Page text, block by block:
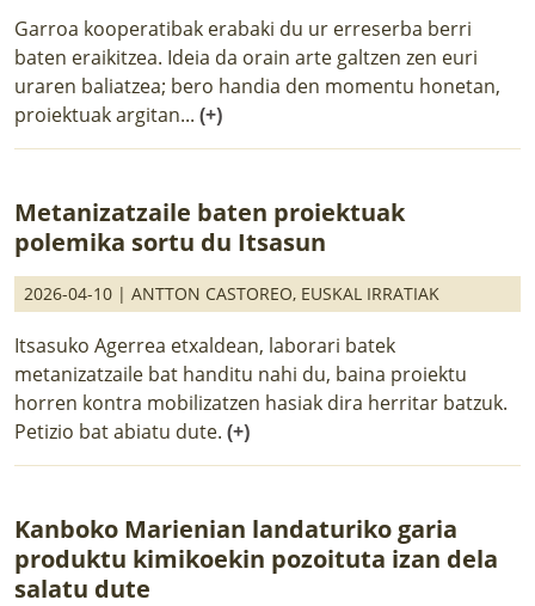
Garroa kooperatibak erabaki du ur erreserba berri
baten eraikitzea. Ideia da orain arte galtzen zen euri
uraren baliatzea; bero handia den momentu honetan,
proiektuak argitan... (+)
Metanizatzaile baten proiektuak
polemika sortu du Itsasun
2026-04-10 | ANTTON CASTOREO, EUSKAL IRRATIAK
Itsasuko Agerrea etxaldean, laborari batek
metanizatzaile bat handitu nahi du, baina proiektu
horren kontra mobilizatzen hasiak dira herritar batzuk.
Petizio bat abiatu dute. (+)
Kanboko Marienian landaturiko garia
produktu kimikoekin pozoituta izan dela
salatu dute